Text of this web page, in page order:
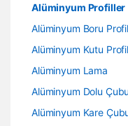
Alüminyum Profiller
Alüminyum Boru
Alüminyum Kutu
Alüminyum Lama
Alüminyum Dolu
Alüminyum Kare